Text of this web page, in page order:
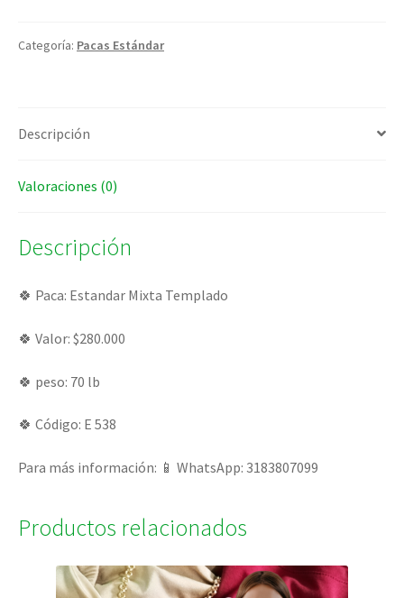
Categoría: Pacas Estándar
Descripción
Valoraciones (0)
Descripción
🍀 Paca: Estandar Mixta Templado
🍀 Valor: $280.000
🍀 peso: 70 lb
🍀 Código: E 538
Para más información: 📱 WhatsApp: 3183807099
Productos relacionados